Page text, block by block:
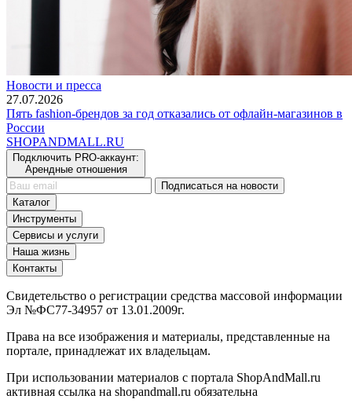
Новости и пресса
27.07.2026
Пять fashion-брендов за год отказались от офлайн-магазинов в
России
SHOPANDMALL.RU
Подключить PRO-аккаунт:
Арендные отношения
Подписаться на новости
Каталог
Инструменты
Сервисы и услуги
Наша жизнь
Контакты
Свидетельство о регистрации средства массовой информации
Эл №ФС77-34957 от 13.01.2009г.
Права на все изображения и материалы, представленные на
портале, принадлежат их владельцам.
При использовании материалов с портала ShopAndMall.ru
активная ссылка на shopandmall.ru обязательна